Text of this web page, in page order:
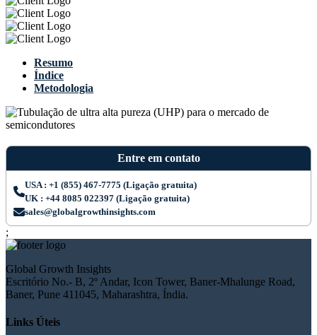
Resumo
Índice
Metodologia
Entre em contato
USA : +1 (855) 467-7775 (Ligação gratuita)
UK : +44 8085 022397 (Ligação gratuita)
sales@globalgrowthinsights.com
;
Global Growth Insights
Escritório No.- B, 2º Andar, Icon Tower, Baner-Mhalunge Road,
Baner, Pune 411045, Maharashtra, Índia.
Links Úteis